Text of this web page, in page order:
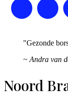
"Gezonde
~ Andra van
Noord